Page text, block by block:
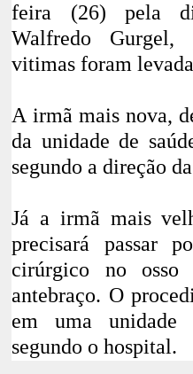
feira (26) pela
Walfredo
vitimas foram
A irmã mais nova,
da unidade de
segundo a direção
Já a irmã mais
precisará passar
cirúrgico no osso
antebraço. O
em uma unidade
segundo o hospital.